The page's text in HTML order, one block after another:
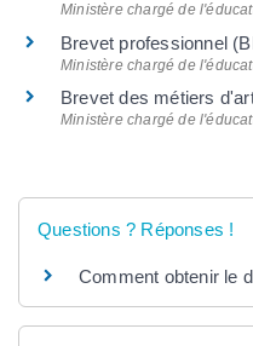
Ministère chargé de
Brevet professionnel
Ministère chargé de
Brevet des métiers
Ministère chargé de
Questions ? Réponses !
Comment obtenir le